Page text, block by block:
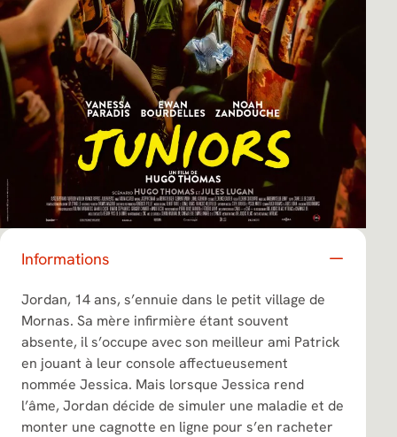
Informations
Jordan, 14 ans, s’ennuie dans le petit village de
Mornas. Sa mère infirmière étant souvent
absente, il s’occupe avec son meilleur ami Patrick
en jouant à leur console affectueusement
nommée Jessica. Mais lorsque Jessica rend
l’âme, Jordan décide de simuler une maladie et de
monter une cagnotte en ligne pour s’en racheter